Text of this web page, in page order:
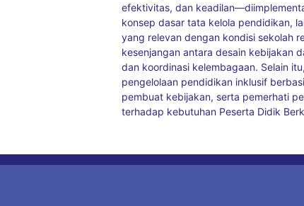
efektivitas, dan
konsep dasar tata kelola pendidikan,
yang relevan dengan kondisi sekolah
kesenjangan antara desain kebijakan
dan koordinasi kelembagaan. Selain
pengelolaan pendidikan inklusif
pembuat kebijakan, serta pemerhati
terhadap kebutuhan Peserta Didik